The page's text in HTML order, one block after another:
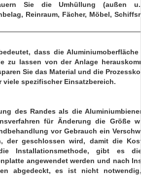
Sie die Umhüllung (außen
Reinraum, Fächer, Möbel,
dass die
zu lassen von der Anlage
Sie das Material und die
spezifischer Einsatzbereich.
des Randes als die
für Änderung die Größe
vor Gebrauch ein
der geschlossen wird, damit die
Installationsmethode, gibt es
angewendet werden und nach
abgedeckt, es ist nicht